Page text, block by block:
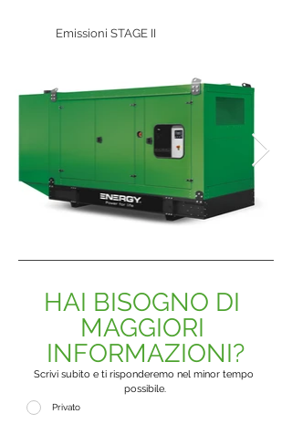
Emissioni STAGE II
HAI BISOGNO DI
MAGGIORI
INFORMAZIONI?
Scrivi subito e ti risponderemo nel minor tempo
possibile.
Privato